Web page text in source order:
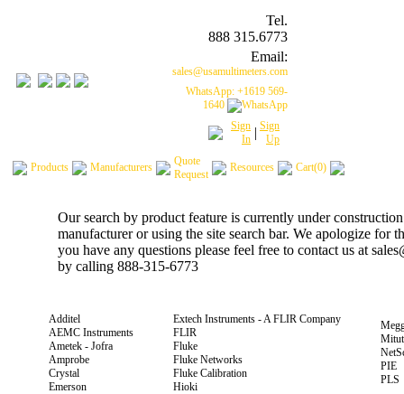
Tel.
888 315.6773
Email:
sales@usamultimeters.com
WhatsApp: +1619 569-
1640
Sign
In | Sign
Up
Products Manufacturers
Quote
Request
Resources Cart(0)
Our search by product feature is currently under
manufacturer or using the site search bar. We apologize for
you have any questions please feel free to contact us at
by calling 888-315-6773
Additel
AEMC Instruments
Ametek - Jofra
Amprobe
Crystal
Emerson
Extech Instruments - A FLIR Company
FLIR
Fluke
Fluke Networks
Fluke Calibration
Hioki
PIE
PLS